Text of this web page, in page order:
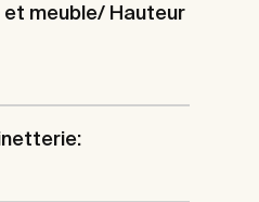
et meuble/ Hauteur